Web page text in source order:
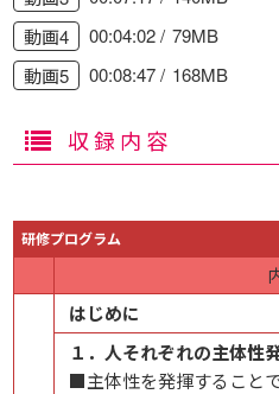
動画4
00:04:02
79MB
動画5
00:08:47 168MB
収録内容
研修プログラム
はじめに
１．人それぞれの主体性
■主体性を発揮すること